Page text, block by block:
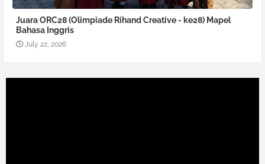
Juara ORC28 (Olimpiade Rihand Creative - ke28) Mapel
Bahasa Inggris
July 22, 2026